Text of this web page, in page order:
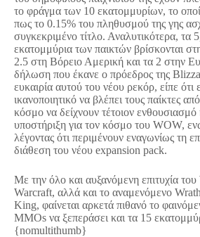
το φράγμα των 10 εκατομμυρίων, το
πως το 0.15% του πληθυσμού της γης
συγκεκριμένο τίτλο. Αναλυτικότερα, τα
εκατομμύρια των παικτών βρίσκονται
2.5 στη Bόρειο Αμερική και τα 2 στην
δήλωση που έκανε ο πρόεδρος της
ευκαιρία αυτού του νέου ρεκόρ, είπε ότι
ικανοποιητικό να βλέπει τους παίκτες
κόσμο να δείχνουν τέτοιον ενθουσιασμό
υποστήριξη για τον κόσμο του WOW,
λέγοντας ότι περιμένουν εναγωνίως τη
διάθεση του νέου expansion pack.
Με την όλο και αυξανόμενη επιτυχία
Warcraft, αλλά και το αναμενόμενο
King, φαίνεται αρκετά πιθανό το
MMOs να ξεπεράσει και τα 15
{nomultithumb}